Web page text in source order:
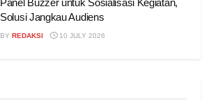
Panel Buzzer untuk Sosialisasi Kegiatan,
Solusi Jangkau Audiens
BY REDAKSI 10 JULY 2026